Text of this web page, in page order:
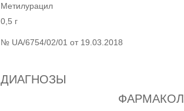
Метилурацил
0,5 г
№ UA/6754/02/01 от 19.03.2018
ДИАГНОЗЫ